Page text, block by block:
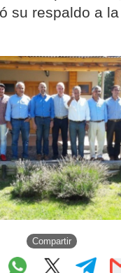
su respaldo a la
Compartir